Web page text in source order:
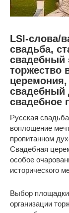
LSI-слова/
свадьба,
свадебный
торжество
свадебный
свадебное
Русская
воплощение
пропитанном
Свадебная
особое
исторического
Выбор
организации